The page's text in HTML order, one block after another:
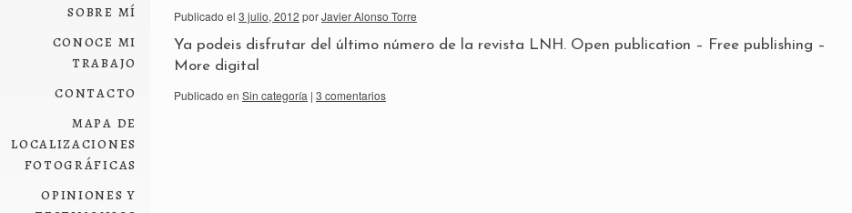
sobre mí
conoce mi
trabajo
contacto
mapa de
localizaciones
fotográficas
opiniones y
Publicado el 3 julio, 2012 porJavier Alonso Torre
Ya podeis disfrutar del último número de la revista LNH. Open publication – Free publishing –
More digital
Publicado en Sin categoría | 3 comentarios